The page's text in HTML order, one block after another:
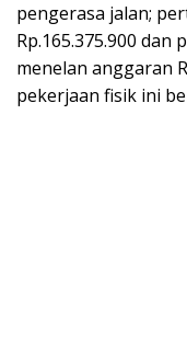
pengerasa jalan;
Rp.165.375.900 dan
menelan anggaran
pekerjaan fisik ini